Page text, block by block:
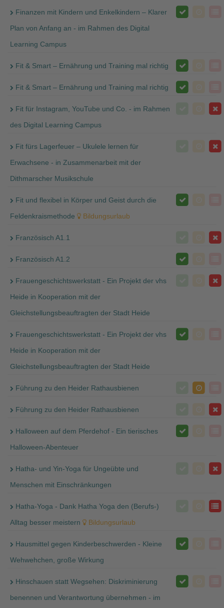
Finanzen mit Kindern und Enkelkindern – Klarer
Plan von Anfang an - im Rahmen des Digital
Learning Campus
Fit & Smart – Ernährung und Training mal richtig
Fit & Smart – Ernährung und Training mal richtig
Fit für Instagram, YouTube und Co. - im Rahmen
des Digital Learning Campus
Fit fürs Lagerfeuer – Ukulele lernen für
Erwachsene - in Zusammenarbeit mit der
Dithmarscher Musikschule
Fit und flexibel in Körper und Geist durch die
Feldenkraismethode
Bildungsurlaub
Französisch A1.1
Französisch A1.2
Frauengeschichtswerkstatt - Ein Projekt der vhs
Heide in Kooperation mit der
Gleichstellungsbeauftragten der Stadt Heide
Frauengeschichtswerkstatt - Ein Projekt der vhs
Heide in Kooperation mit der
Gleichstellungsbeauftragten der Stadt Heide
Führung zu den Heider Rathausbienen
Führung zu den Heider Rathausbienen
Halloween auf dem Pferdehof - Ein tierisches
Halloween-Abenteuer
Hatha- und Yin-Yoga für Ungeübte und
Menschen mit Einschränkungen
Hatha-Yoga - Dank Hatha Yoga den (Berufs-)
Alltag besser meistern
Bildungsurlaub
Hausmittel gegen Kinderbeschwerden - Kleine
Wehwehchen, große Wirkung
Hinschauen statt Wegsehen: Diskriminierung
benennen und Verantwortung übernehmen - im